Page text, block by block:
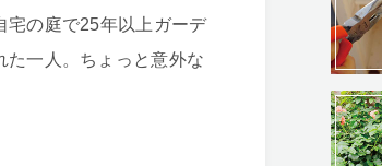
宅の庭で25年以上ガーデ
た一人。ちょっと意外な